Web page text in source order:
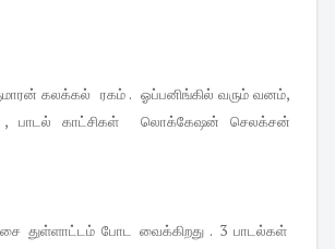
கலக்கல் ரகம் . ஓப்பனிங்கில் வரும் வனம்,
, பாடல் காட்சிகள் லொக்கேஷன் செலக்சன்
துள்ளாட்டம் போட வைக்கிறது . 3 பாடல்கள்